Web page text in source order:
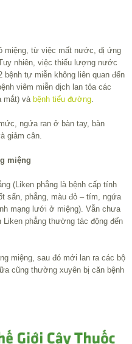
miệng, từ việc mất nước, dị ứng
nhiên, việc thiếu lượng nước
bệnh tự miễn không liên quan đến
viêm miễn dịch lan tỏa các
mắt) và bệnh tiểu đường.
ngứa ran ở bàn tay, bàn
giảm cân.
miệng
(Liken phẳng là bệnh cấp tính
sẩn, phẳng, màu đỏ – tím, ngứa
mạng lưới ở miệng). Vẫn chưa
Liken phẳng thường tác động đến
miệng, sau đó mới lan ra các bộ
cũng thường xuyên bị căn bệnh